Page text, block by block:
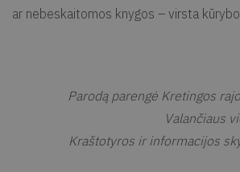
ar nebeskaitomos knygos – virsta
Parodą parengė Kretingos
Valančiaus
Kraštotyros ir informacijos